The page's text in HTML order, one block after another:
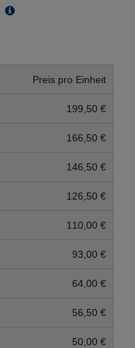
Preis pro Einheit
199,50 €
166,50 €
146,50 €
126,50 €
110,00 €
93,00 €
64,00 €
56,50 €
50,00 €